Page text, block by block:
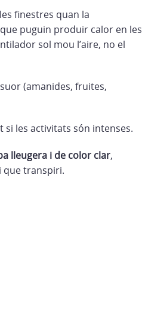
finestres quan la
puguin produir calor en les
sol mou l’aire, no el
(amanides, fruites,
si les activitats són intenses.
lleugera i de color clar,
que transpiri.